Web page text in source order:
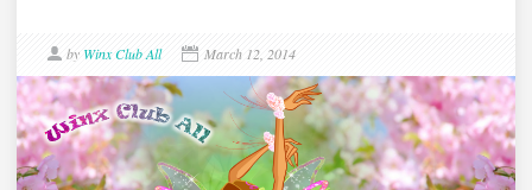
by Winx Club All March 12, 2014